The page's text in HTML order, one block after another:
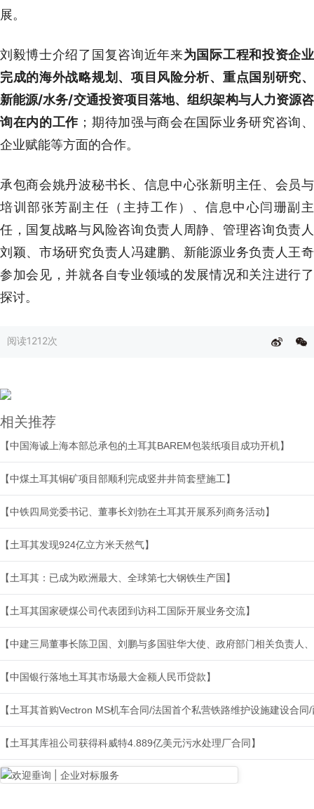
展。
刘毅博士介绍了国复咨询近年来为国际工程和投资企业
完成的海外战略规划、项目风险分析、重点国别研究、
新能源/水务/交通投资项目落地、组织架构与人力资源咨
询在内的工作 ；期待加强与商会在国际业务研究咨询、
企业赋能等方面的合作。
承包商会姚丹波秘书长、信息中心张新明主任、会员与
培训部张芳副主任（主持工作）、信息中心闫珊副主
任，国复战略与风险咨询负责人周静、管理咨询负责人
刘颖、市场研究负责人冯建鹏、新能源业务负责人王奇
参加会见，并就各自专业领域的发展情况和关注进行了
探讨。
阅读1212次
相关推荐
【中国海诚上海本部总承包的土耳其BAREM包装纸项目成功开机】
【中煤土耳其铜矿项目部顺利完成竖井井筒套壁施工】
【中铁四局党委书记、董事长刘勃在土耳其开展系列商务活动】
【土耳其发现924亿立方米天然气】
【土耳其：已成为欧洲最大、全球第七大钢铁生产国】
【土耳其国家硬煤公司代表团到访科工国际开展业务交流】
【中建三局董事长陈卫国、刘鹏与多国驻华大使、政府部门相关负责人
【中国银行落地土耳其市场最大金额人民币贷款】
【土耳其首购Vectron MS机车合同/法国首个私营铁路维护设施建设合
【土耳其库祖公司获得科威特4.889亿美元污水处理厂合同】